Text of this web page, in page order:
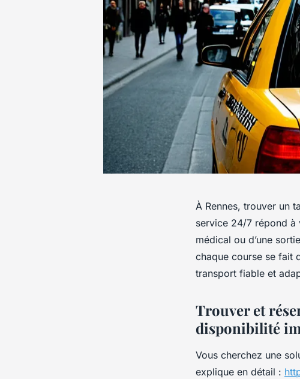
À Rennes, trouver un
service 24/7 répond à
médical ou d’une
chaque course se fait
transport fiable et
Trouver et
disponibilité
Vous cherchez une
explique en détail :